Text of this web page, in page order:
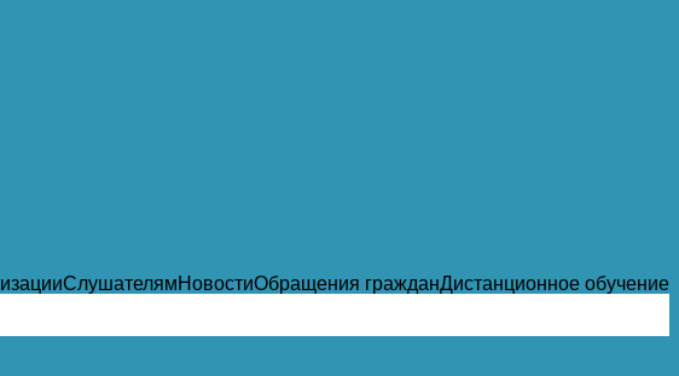
СлушателямНовостиОбращения гражданДистанционное обучение